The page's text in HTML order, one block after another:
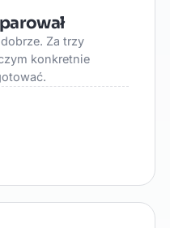
Za trzy
konkretnie